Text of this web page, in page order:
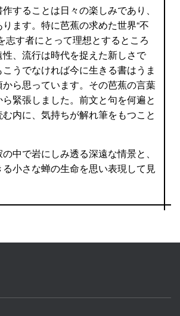
することは日々の楽しみであり、
ます。特に芭蕉の求めた世界“不
志す者にとって理想とするところ
、流行は時代を捉えた新しさで
うでなければ今に生きる書はうま
ら思っています。その芭蕉の言葉
緊張しました。前文と句を何遍と
内に、気持ちが解れ筆をもつこと
中で岩にしみ透る深遠な情景と、
小さな蝉の生命を思い表現して見